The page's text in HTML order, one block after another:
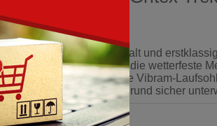
perfekten Halt und
langlebig, während die wetterfeste
und die bewährte Vibram-
auf jedem Untergrund sicher